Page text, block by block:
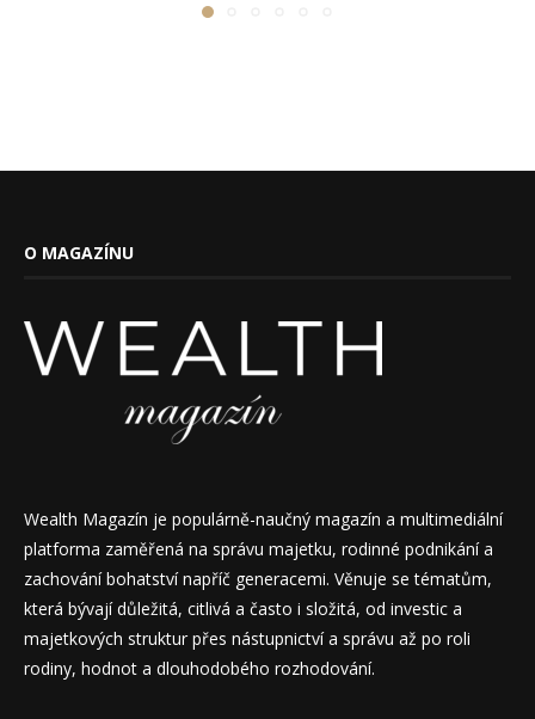
O MAGAZÍNU
Wealth Magazín je populárně-naučný magazín a multimediální
platforma zaměřená na správu majetku, rodinné podnikání a
zachování bohatství napříč generacemi. Věnuje se tématům,
která bývají důležitá, citlivá a často i složitá, od investic a
majetkových struktur přes nástupnictví a správu až po roli
rodiny, hodnot a dlouhodobého rozhodování.